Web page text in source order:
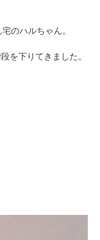
宅のハルちゃん。
を下りてきました。